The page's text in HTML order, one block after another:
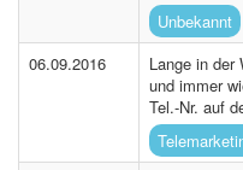
Unbekannt
06.09.2016
Lange in der
und immer
Tel.-Nr. auf